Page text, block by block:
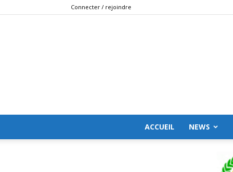
Connecter / rejoindre
ACCUEIL NEWS